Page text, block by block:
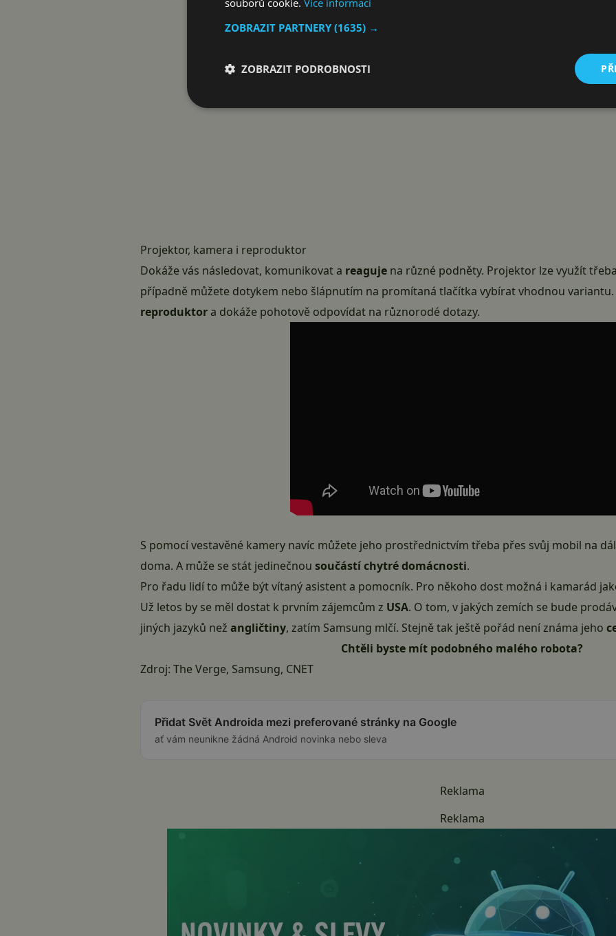
Projektor, kamera i reproduktor
Dokáže vás následovat, komunikovat a reaguje na různé podněty. Projektor lze využít
případně můžete dotykem nebo šlápnutím na promítaná tlačítka vybírat vhodnou variantu.
reproduktora dokáže pohotově odpovídat na různorodé dotazy.
S pomocí vestavěné kamery navíc můžete jeho prostřednictvím třeba přes svůj mobil na
doma. A může se stát jedinečnou součástí chytré domácnosti.
Pro řadu lidí to může být vítaný asistent a pomocník. Pro někoho dost možná i kamarád
Už letos by se měl dostat k prvním zájemcům z USA. O tom, v jakých zemích se bude
jiných jazyků než angličtiny, zatím Samsung mlčí. Stejně tak ještě pořád není známa jeho
Chtěli byste mít podobného malého robota?
Zdroj: The Verge, Samsung, CNET
Přidat Svět Androida mezi preferované stránky na Google
ať vám neunikne žádná Android novinka nebo sleva
Reklama
Reklama
souborů cookie. Více informací
ZOBRAZIT PARTNERY(1635) →
ZOBRAZIT PODROBNOSTI